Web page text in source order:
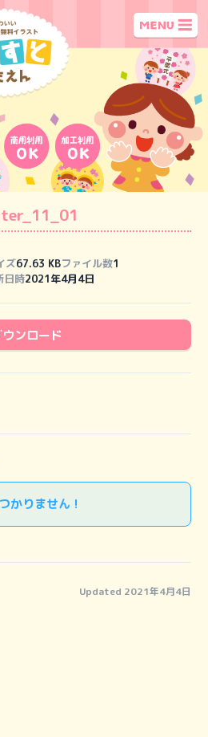
ズ67.63 KBファイル数1
日時2021年4月4日
ンロード
かりません !
Updated 2021年4月4日